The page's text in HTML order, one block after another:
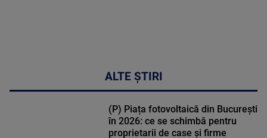
ALTE ȘTIRI
(P) Piața fotovoltaică din București
în 2026: ce se schimbă pentru
proprietarii de case și firme